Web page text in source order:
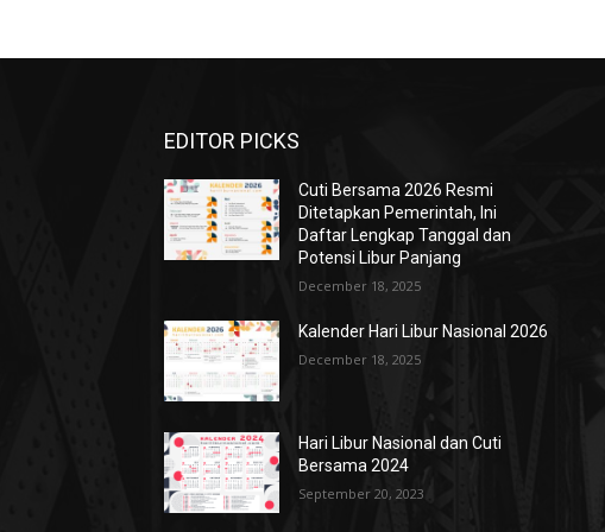
EDITOR PICKS
Cuti Bersama 2026 Resmi
Ditetapkan Pemerintah, Ini
Daftar Lengkap Tanggal dan
Potensi Libur Panjang
December 18, 2025
Kalender Hari Libur Nasional 2026
December 18, 2025
Hari Libur Nasional dan Cuti
Bersama 2024
September 20, 2023